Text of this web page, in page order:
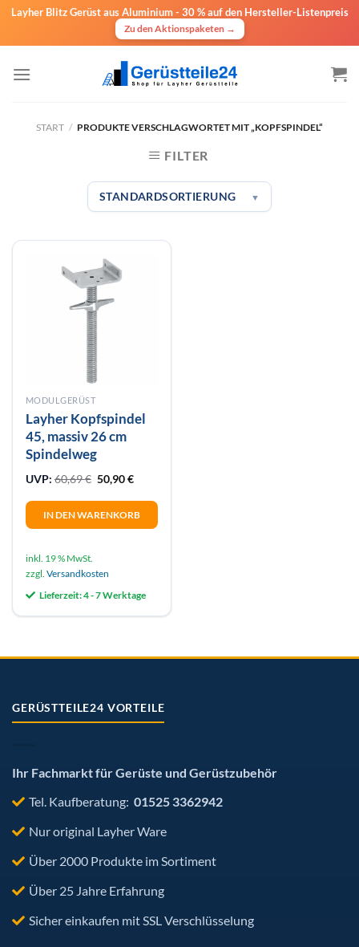
Layher Blitz Gerüst aus Aluminium - 30 % auf den Hersteller-Listenpreis
Zu den Aktionspaketen →
Inhalt
START / PRODUKTE VERSCHLAGWORTET MIT „KOPFSPINDEL“
FILTER
STANDARDSORTIERUNG ▼
MODULGERÜST
Layher Kopfspindel
45, massiv 26 cm
Spindelweg
UVP: 60,69€ Ursprünglicher Preis war: 60,69 €
50,90€Aktueller Preis ist: 50,90 €.
IN DEN WARENKORB
inkl. 19 % MwSt.
zzgl. Versandkosten
Lieferzeit:4 - 7 Werktage
GERÜSTTEILE24 VORTEILE
Ihr Fachmarkt für Gerüste und Gerüstzubehör
Tel. Kaufberatung: 01525 3362942
Nur original Layher Ware
Über 2000 Produkte im Sortiment
Über 25 Jahre Erfahrung
Sicher einkaufen mit SSL Verschlüsselung